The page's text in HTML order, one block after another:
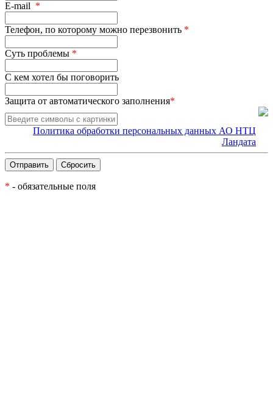
E-mail *
Телефон, по которому можно перезвонить *
Суть проблемы *
С кем хотел бы поговорить
Защита от автоматического заполнения*
Политика обработки персональных данных АО НТЦ
Ландата
* - обязательные поля